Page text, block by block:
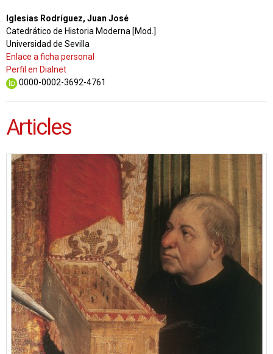
Iglesias Rodríguez, Juan José
Catedrático de Historia Moderna [Mod.]
Universidad de Sevilla
Enlace a ficha personal
Perfil en Dialnet
0000-0002-3692-4761
Articles